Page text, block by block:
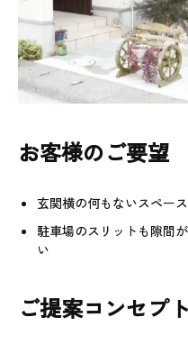
お客様のご要望
玄関横の何もないスペー
駐車場のスリットも隙間
い
ご提案コンセプト